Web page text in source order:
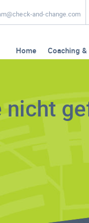
and-change.com
Home Coaching
nicht